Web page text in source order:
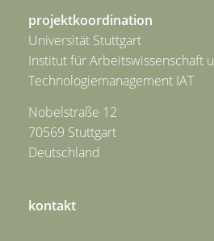
projektkoordination
Universität Stuttgart
Institut für Arbeitswissenschaft
Technologiemanagement IAT
Nobelstraße 12
70569 Stuttgart
Deutschland
kontakt